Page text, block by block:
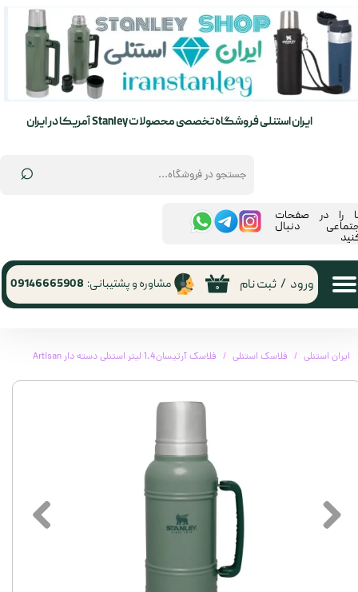
⌕
ایران استنلی فروشگاه تخصصی محصولات Stanley آمریکا در ایران
۰ ورود / ثبت نام
حساب کاربری من
تغییر گذر واژه
مشاوره و پشتیبانی: 09146665908
را در صفحات
دنبال
ایران استنلی فلاسک استنلی فلاسک آرتیسان1.4 لیتر استنلی دسته دار Artisan